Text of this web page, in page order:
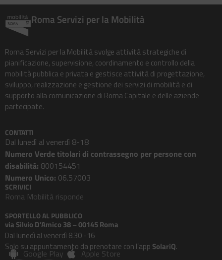
Roma Servizi per la Mobilità
Roma Servizi per la Mobilità svolge attività strategiche di
pianificazione, supervisione, coordinamento e controllo della
mobilità pubblica e privata e gestisce attività di progettazione,
sviluppo, realizzazione e gestione dei servizi di mobilità e di
supporto alla comunicazione di Roma Capitale e delle aziende
partecipate.
CONTATTI
Dal lunedì al venerdì 8-18
Numero Verde titolari di contrassegno per persone con
disabilità: 800154451
Numero Unico: 06.57003
SCRIVICI
Roma Mobilità risponde
SPORTELLO AL PUBBLICO
via Silvio D’Amico 38 – 00145 Roma
Dal lunedì al venerdì 8.30 -16
Solo su appuntamento da prenotare con l’app SolariQ.
Google Play Apple Store